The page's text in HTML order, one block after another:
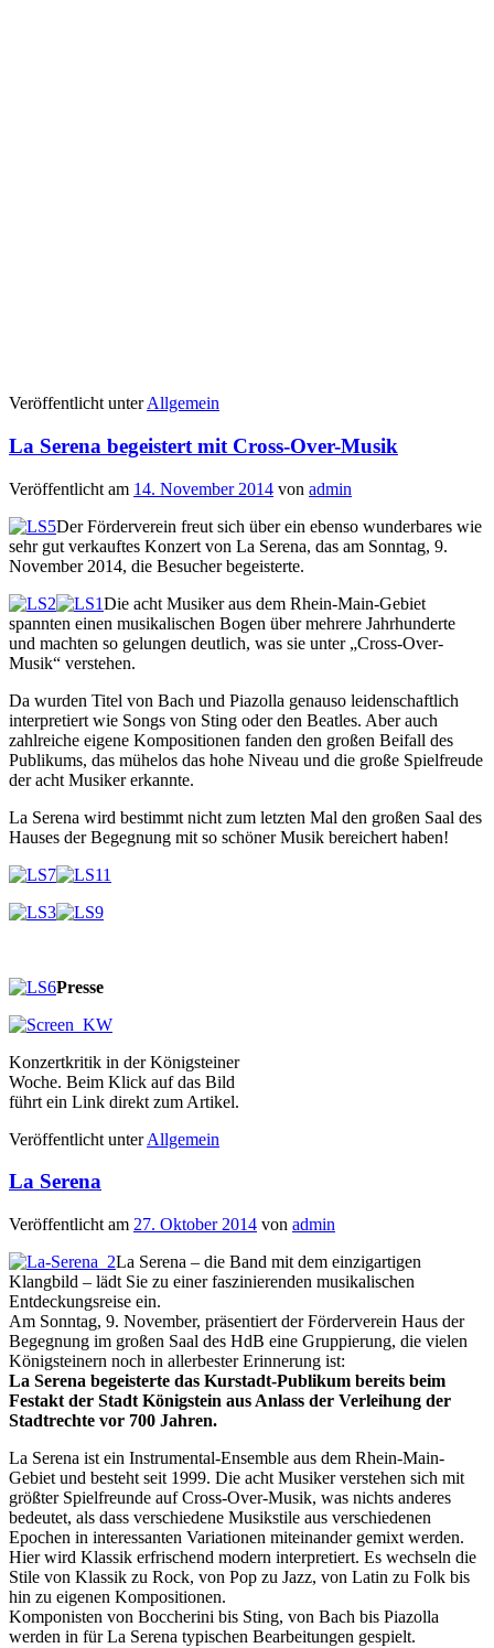
Veröffentlicht unter Allgemein
La Serena begeistert mit Cross-Over-Musik
Veröffentlicht am 14. November 2014 von admin
Der Förderverein freut sich über ein ebenso wunderbares wie
sehr gut verkauftes Konzert von La Serena, das am Sonntag, 9.
November 2014, die Besucher begeisterte.
Die acht Musiker aus dem Rhein-Main-Gebiet
spannten einen musikalischen Bogen über mehrere Jahrhunderte
und machten so gelungen deutlich, was sie unter „Cross-Over-
Musik“ verstehen.
Da wurden Titel von Bach und Piazolla genauso leidenschaftlich
interpretiert wie Songs von Sting oder den Beatles. Aber auch
zahlreiche eigene Kompositionen fanden den großen Beifall des
Publikums, das mühelos das hohe Niveau und die große Spielfreude
der acht Musiker erkannte.
La Serena wird bestimmt nicht zum letzten Mal den großen Saal des
Hauses der Begegnung mit so schöner Musik bereichert haben!
Presse
Konzertkritik in der Königsteiner
Woche. Beim Klick auf das Bild
führt ein Link direkt zum Artikel.
Veröffentlicht unter Allgemein
La Serena
Veröffentlicht am 27. Oktober 2014 von admin
La Serena – die Band mit dem einzigartigen
Klangbild – lädt Sie zu einer faszinierenden musikalischen
Entdeckungsreise ein.
Am Sonntag, 9. November, präsentiert der Förderverein Haus der
Begegnung im großen Saal des HdB eine Gruppierung, die vielen
Königsteinern noch in allerbester Erinnerung ist:
La Serena begeisterte das Kurstadt-Publikum bereits beim
Festakt der Stadt Königstein aus Anlass der Verleihung der
Stadtrechte vor 700 Jahren.
La Serena ist ein Instrumental-Ensemble aus dem Rhein-Main-
Gebiet und besteht seit 1999. Die acht Musiker verstehen sich mit
größter Spielfreunde auf Cross-Over-Musik, was nichts anderes
bedeutet, als dass verschiedene Musikstile aus verschiedenen
Epochen in interessanten Variationen miteinander gemixt werden.
Hier wird Klassik erfrischend modern interpretiert. Es wechseln die
Stile von Klassik zu Rock, von Pop zu Jazz, von Latin zu Folk bis
hin zu eigenen Kompositionen.
Komponisten von Boccherini bis Sting, von Bach bis Piazolla
werden in für La Serena typischen Bearbeitungen gespielt.